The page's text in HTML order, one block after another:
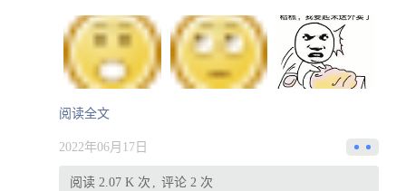
阅读全文
2022年06月17日
阅读 2.07 K 次 评论 2 次